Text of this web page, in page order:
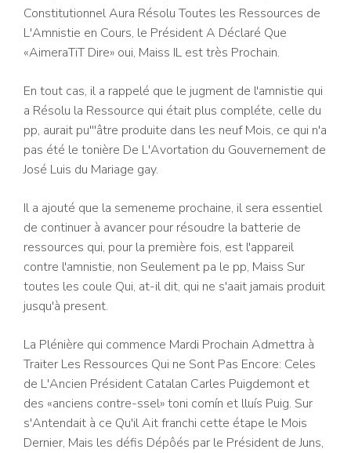
Constitutionnel Aura Résolu Toutes les Ressources de
L'Amnistie en Cours, le Président A Déclaré Que
«AimeraTiT Dire» oui, Maiss IL est très Prochain.
En tout cas, il a rappelé que le jugment de l'amnistie qui
a Résolu la Ressource qui était plus compléte, celle du
pp, aurait pu'''âtre produite dans les neuf Mois, ce qui n'a
pas été le tonière De L'Avortation du Gouvernement de
José Luis du Mariage gay.
Il a ajouté que la semeneme prochaine, il sera essentiel
de continuer à avancer pour résoudre la batterie de
ressources qui, pour la première fois, est l'appareil
contre l'amnistie, non Seulement pa le pp, Maiss Sur
toutes les coule Qui, at-il dit, qui ne s'aait jamais produit
jusqu'à present.
La Plénière qui commence Mardi Prochain Admettra à
Traiter Les Ressources Qui ne Sont Pas Encore: Celes
de L'Ancien Président Catalan Carles Puigdemont et
des «anciens contre-ssel» toni comín et lluís Puig. Sur
s'Antendait à ce Qu'il Ait franchi cette étape le Mois
Dernier, Mais les défis Dépôés par le Président de Juns,